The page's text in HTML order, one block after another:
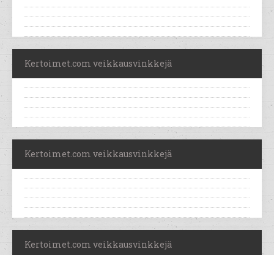
Kertoimet.com veikkausvinkkejä
Kertoimet.com veikkausvinkkejä
Kertoimet.com veikkausvinkkejä